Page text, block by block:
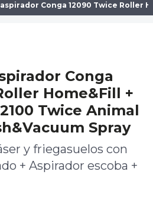
Conga 12090 Twice Roller
Conga
Home&Fill +
Twice Animal
Spray
y friegasuelos con
+ Aspirador escoba +